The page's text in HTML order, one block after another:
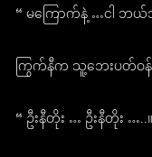
“ မကြောက်နဲ့ …ငါ ဘယ်
ကြွက်နီက သူ့ဘေးပတ်ဝန်
“ ဦးနီတိုး … ဦးနီတိုး